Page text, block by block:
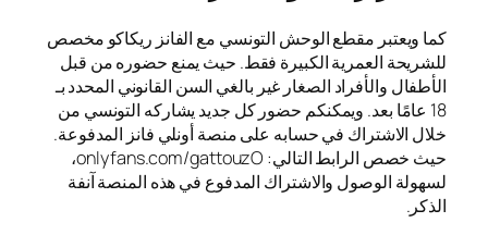
كما ويعتبر مقطع الوحش التونسي مع الفانز ريكاكو مخصص
للشريحة العمرية الكبيرة فقط. حيث يمنع حضوره من قبل
الأطفال والأفراد الصغار غير بالغي السن القانوني المحدد بـ
18 عامًا بعد. ويمكنكم حضور كل جديد يشاركه التونسي من
خلال الاشتراك في حسابه على منصة أونلي فانز المدفوعة.
حيث خصص الرابط التالي: onlyfans.com/gattouzO،
لسهولة الوصول والاشتراك المدفوع في هذه المنصة آنفة
الذكر.